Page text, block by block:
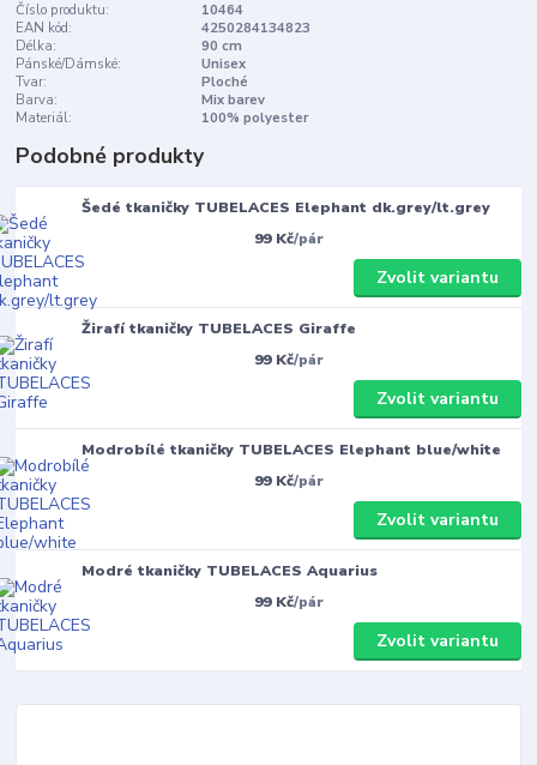
Číslo produktu:
10464
EAN kód:
4250284134823
Délka:
90 cm
Pánské/Dámské:
Unisex
Tvar:
Ploché
Barva:
Mix barev
Materiál:
100% polyester
Podobné produkty
Šedé tkaničky TUBELACES Elephant dk.grey/lt.grey
99 Kč/pár
Zvolit variantu
Žirafí tkaničky TUBELACES Giraffe
99 Kč/pár
Zvolit variantu
Modrobílé tkaničky TUBELACES Elephant blue/white
99 Kč/pár
Zvolit variantu
Modré tkaničky TUBELACES Aquarius
99 Kč/pár
Zvolit variantu